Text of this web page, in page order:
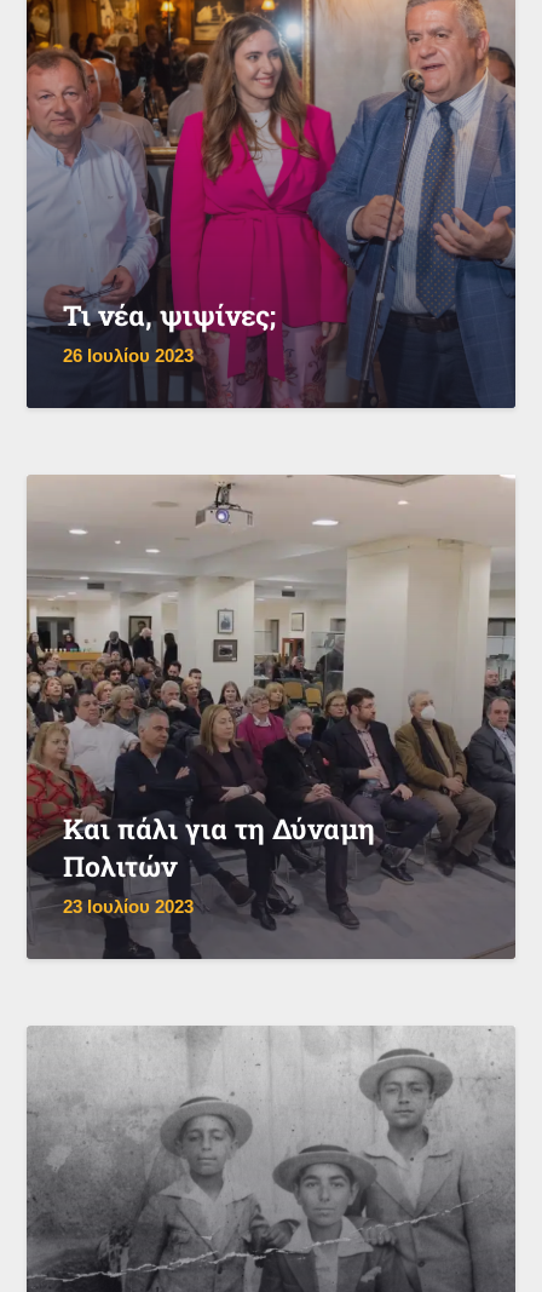
Τι νέα, ψιψίνες;
26 Ιουλίου 2023
Και πάλι για τη Δύναμη
Πολιτών
23 Ιουλίου 2023